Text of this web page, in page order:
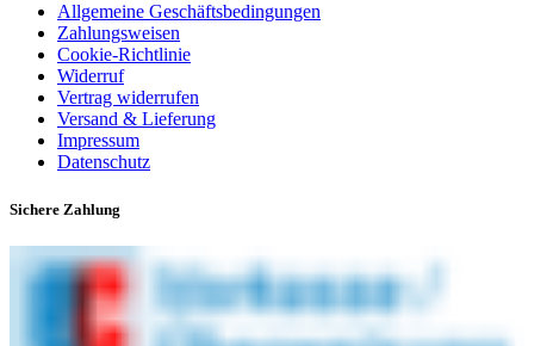
Allgemeine Geschäftsbedingungen
Zahlungsweisen
Cookie-Richtlinie
Widerruf
Vertrag widerrufen
Versand & Lieferung
Impressum
Datenschutz
Sichere Zahlung